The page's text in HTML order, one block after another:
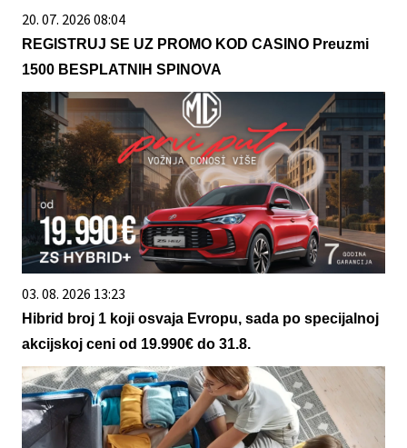
20. 07. 2026 08:04
REGISTRUJ SE UZ PROMO KOD CASINO Preuzmi
1500 BESPLATNIH SPINOVA
03. 08. 2026 13:23
Hibrid broj 1 koji osvaja Evropu, sada po specijalnoj
akcijskoj ceni od 19.990€ do 31.8.